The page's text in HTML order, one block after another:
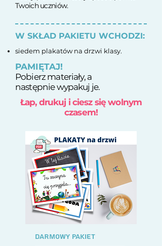
Twoich uczniów.
W SKŁAD PAKIETU WCHODZI:
siedem plakatów na drzwi klasy.
PAMIĘTAJ!
Pobierz materiały, a
następniewypakuj je.
Łap, drukuj i ciesz się wolnym
czasem!
DARMOWY PAKIET